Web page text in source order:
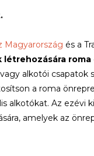
Magyarország és a
létrehozására
alkotói csapatok
a roma
alkotókat. Az ezévi
amelyek az